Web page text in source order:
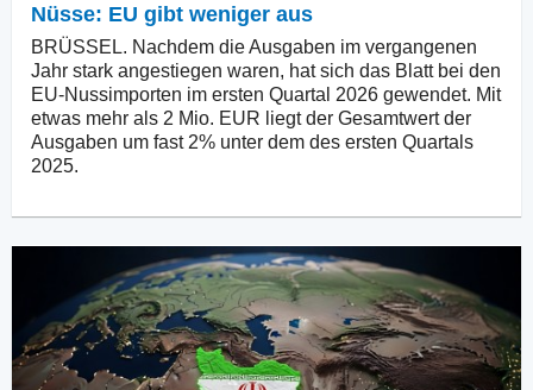
Nüsse: EU gibt weniger aus
BRÜSSEL. Nachdem die Ausgaben im vergangenen
Jahr stark angestiegen waren, hat sich das Blatt bei den
EU-Nussimporten im ersten Quartal 2026 gewendet. Mit
etwas mehr als 2 Mio. EUR liegt der Gesamtwert der
Ausgaben um fast 2% unter dem des ersten Quartals
2025.